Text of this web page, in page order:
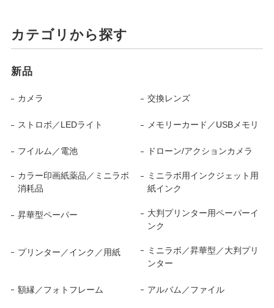
カテゴリから探す
新品
カメラ 交換レンズ
ストロボ／LEDライト メモリーカード／USBメモリ
フイルム／電池 ドローン/アクションカメラ
カラー印画紙薬品／ミニラボ
消耗品
ミニラボ用インクジェット用
紙インク
昇華型ペーパー
大判プリンター用ペーパーイ
ンク
プリンター／インク／用紙
ミニラボ／昇華型／大判プリ
ンター
額縁／フォトフレーム アルバム／ファイル